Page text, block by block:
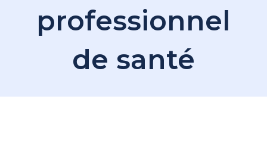
professionnel
de santé